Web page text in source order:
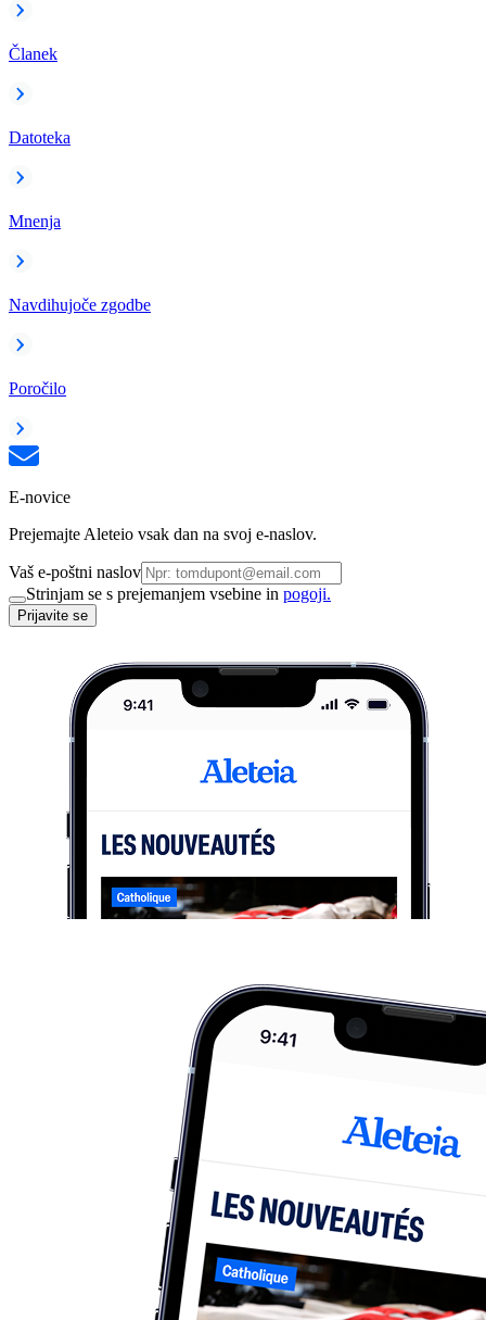
Članek
Datoteka
Mnenja
Navdihujoče zgodbe
Poročilo
E-novice
Prejemajte Aleteio vsak dan na svoj e-naslov.
Vaš e-poštni naslov
Strinjam se s prejemanjem vsebine in pogoji.
Prijavite se